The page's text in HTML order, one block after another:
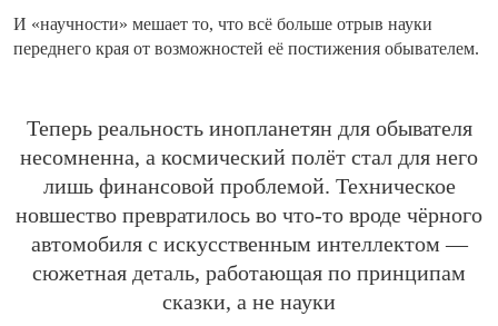
И «научности» мешает то, что всё больше отрыв науки
переднего края от возможностей её постижения обывателем.
Теперь реальность инопланетян для обывателя
несомненна, а космический полёт стал для него
лишь финансовой проблемой. Техническое
новшество превратилось во что-то вроде чёрного
автомобиля с искусственным интеллектом —
сюжетная деталь, работающая по принципам
сказки, а не науки